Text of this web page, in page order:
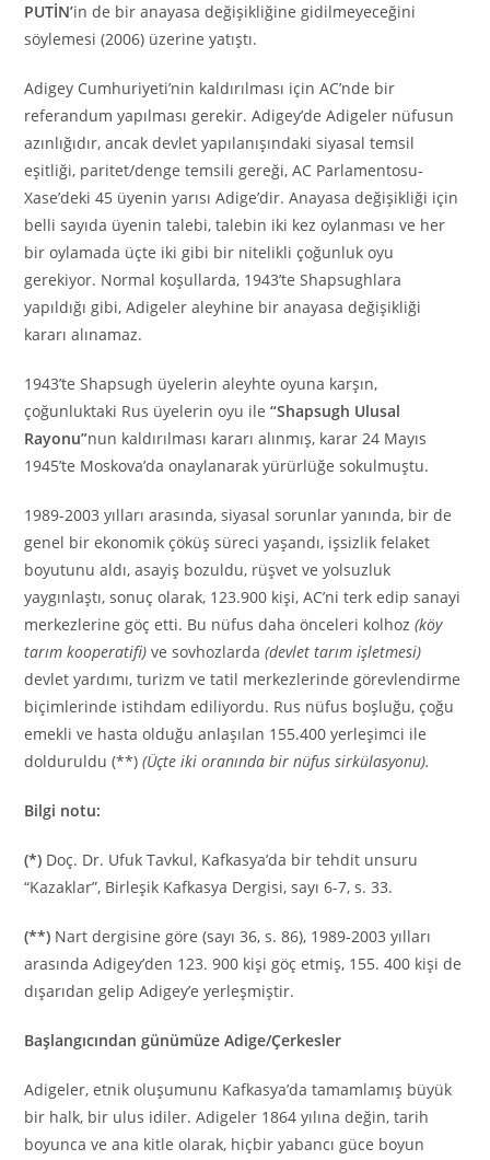
PUTİN’in de bir anayasa değişikliğine gidilmeyeceğini
söylemesi (2006) üzerine yatıştı.
Adigey Cumhuriyeti’nin kaldırılması için AC’nde bir
referandum yapılması gerekir. Adigey’de Adigeler nüfusun
azınlığıdır, ancak devlet yapılanışındaki siyasal temsil
eşitliği, paritet/denge temsili gereği, AC Parlamentosu-
Xase’deki 45 üyenin yarısı Adige’dir. Anayasa değişikliği için
belli sayıda üyenin talebi, talebin iki kez oylanması ve her
bir oylamada üçte iki gibi bir nitelikli çoğunluk oyu
gerekiyor. Normal koşullarda, 1943’te Shapsughlara
yapıldığı gibi, Adigeler aleyhine bir anayasa değişikliği
kararı alınamaz.
1943’te Shapsugh üyelerin aleyhte oyuna karşın,
çoğunluktaki Rus üyelerin oyu ile“Shapsugh Ulusal
Rayonu”nun kaldırılması kararı alınmış, karar 24 Mayıs
1945’te Moskova’da onaylanarak yürürlüğe sokulmuştu.
1989-2003 yılları arasında, siyasal sorunlar yanında, bir de
genel bir ekonomik çöküş süreci yaşandı, işsizlik felaket
boyutunu aldı, asayiş bozuldu, rüşvet ve yolsuzluk
yaygınlaştı, sonuç olarak, 123.900 kişi, AC’ni terk edip sanayi
merkezlerine göç etti. Bu nüfus daha önceleri kolhoz(köy
tarım kooperatifi) ve sovhozlarda(devlet tarım işletmesi)
devlet yardımı, turizm ve tatil merkezlerinde görevlendirme
biçimlerinde istihdam ediliyordu. Rus nüfus boşluğu, çoğu
emekli ve hasta olduğu anlaşılan 155.400 yerleşimci ile
dolduruldu (**)(Üçte iki oranında bir nüfus sirkülasyonu).
Bilgi notu:
(*) Doç. Dr. Ufuk Tavkul, Kafkasya’da bir tehdit unsuru
“Kazaklar”, Birleşik Kafkasya Dergisi, sayı 6-7, s. 33.
(**) Nart dergisine göre (sayı 36, s. 86), 1989-2003 yılları
arasında Adigey’den 123. 900 kişi göç etmiş, 155. 400 kişi de
dışarıdan gelip Adigey’e yerleşmiştir.
Başlangıcından günümüze Adige/Çerkesler
Adigeler, etnik oluşumunu Kafkasya’da tamamlamış büyük
bir halk, bir ulus idiler. Adigeler 1864 yılına değin, tarih
boyunca ve ana kitle olarak, hiçbir yabancı güce boyun